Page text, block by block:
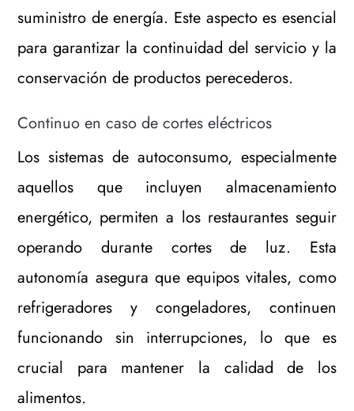
suministro de energía. Este aspecto es esencial
para garantizar la continuidad del servicio y la
conservación de productos perecederos.
Continuo en caso de cortes eléctricos
Los sistemas de autoconsumo, especialmente
aquellos que incluyen almacenamiento
energético, permiten a los restaurantes seguir
operando durante cortes de luz. Esta
autonomía asegura que equipos vitales, como
refrigeradores y congeladores, continuen
funcionando sin interrupciones, lo que es
crucial para mantener la calidad de los
alimentos.